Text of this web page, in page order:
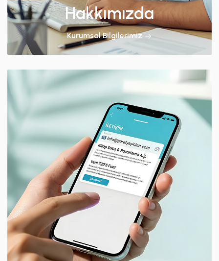
Hakkımızda
Kurumsal Bilgilerimiz